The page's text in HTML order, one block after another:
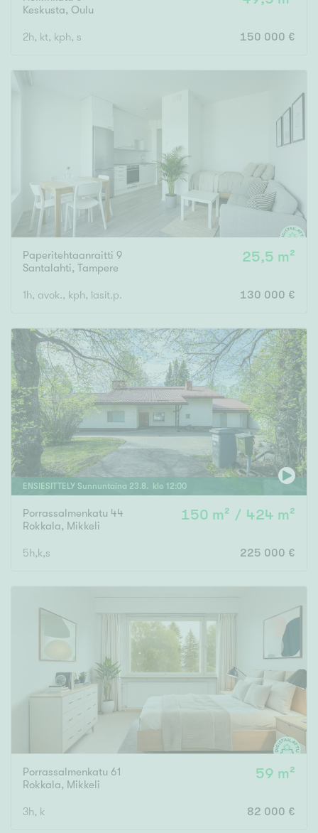
Keskusta, Oulu
2h, kt, kph, s 150 000 €
Paperitehtaanraitti 9
Santalahti, Tampere
25,5 m²
1h, avok., kph, lasit.p. 130 000 €
ENSIESITTELY Sunnuntaina 23.8. klo 12:00
Porrassalmenkatu 44
Rokkala, Mikkeli
150 m² / 424 m²
5h,k,s 225 000 €
Porrassalmenkatu 61
Rokkala, Mikkeli
59 m²
3h, k 82 000 €